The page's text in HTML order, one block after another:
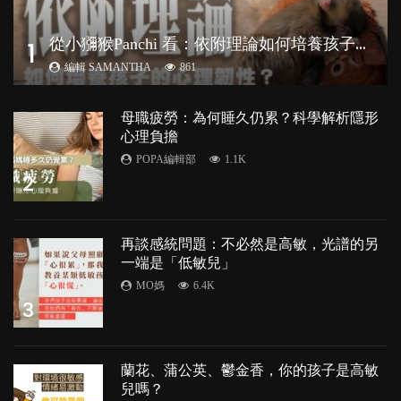
1 從
小獼猴Panchi 看：依附理論如何培養孩子心理韌性？
編輯 SAMANTHA 861
2
母職疲勞：為何睡久仍累？科學解析隱形
心理負擔
POPA編輯部 1.1K
3
再談感統問題：不必然是高敏，光譜的另
一端是「低敏兒」
MO媽 6.4K
蘭花、蒲公英、鬱金香，你的孩子是高敏
兒嗎？